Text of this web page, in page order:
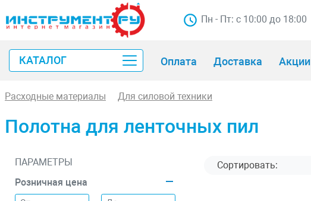
Пн - Пт: с 10:00 до 18:00
КАТАЛОГ Оплата Доставка Акции
Расходные материалы Для силовой техники
Полотна для ленточных пил
ПАРАМЕТРЫ
Розничная цена